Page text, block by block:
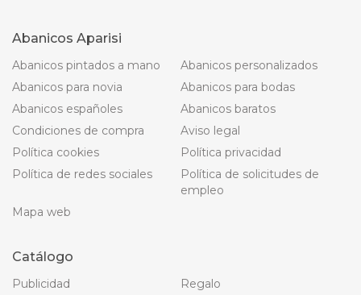
Abanicos Aparisi
Abanicos pintados a mano
Abanicos personalizados
Abanicos para novia
Abanicos para bodas
Abanicos españoles
Abanicos baratos
Condiciones de compra
Aviso legal
Política cookies
Política privacidad
Política de redes sociales
Política de solicitudes de
empleo
Mapa web
Catálogo
Publicidad
Regalo